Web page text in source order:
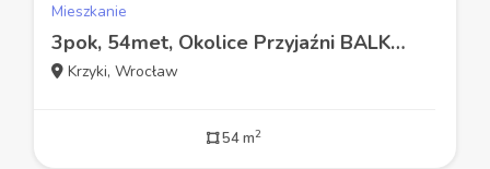
Mieszkanie
3pok, 54met, Okolice Przyjaźni BALKON (Wrocław)
Krzyki, Wrocław
54 m2